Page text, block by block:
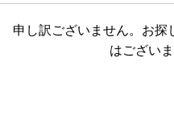
申し訳ございません。お探
はござい